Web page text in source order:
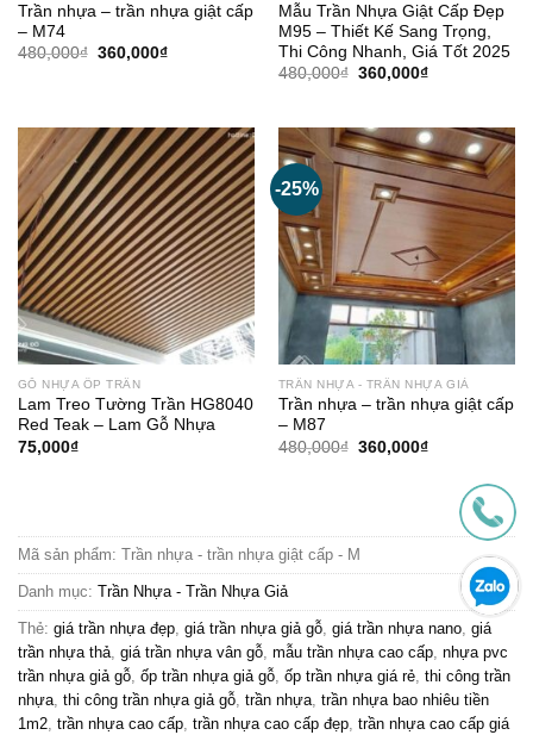
Trần nhựa – trần nhựa giật cấp
– M74
480,000₫ Giá
360,000₫Giá
Mẫu Trần Nhựa Giật Cấp Đẹp
M95 – Thiết Kế Sang Trọng,
Thi Công Nhanh, Giá Tốt 2025
480,000₫ Giá
360,000₫Giá
360,000₫.
GỖ NHỰA ỐP TRẦN
Lam Treo Tường Trần HG8040
Red Teak – Lam Gỗ Nhựa
75,000₫
-25%
TRẦN NHỰA - TRẦN NHỰA GIẢ
Trần nhựa – trần nhựa giật cấp
– M87
480,000₫ Giá
360,000₫Giá
360,000₫.
Mã sản phẩm: Trần nhựa - trần nhựa giật cấp - M
Danh mục: Trần Nhựa - Trần Nhựa Giả
Thẻ: giá trần nhựa đẹp, giá trần nhựa giả gỗ, giá trần nhựa nano, giá
trần nhựa thả, giá trần nhựa vân gỗ, mẫu trần nhựa cao cấp, nhựa pvc
trần nhựa giả gỗ, ốp trần nhựa giả gỗ, ốp trần nhựa giá rẻ, thi công trần
nhựa, thi công trần nhựa giả gỗ, trần nhựa, trần nhựa bao nhiêu tiền
1m2, trần nhựa cao cấp, trần nhựa cao cấp đẹp, trần nhựa cao cấp giá